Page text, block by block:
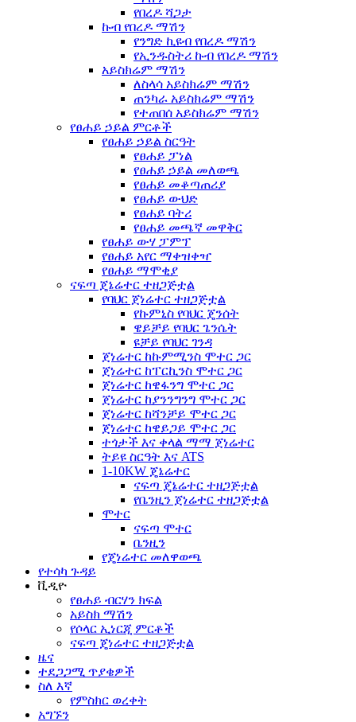
የበረዶ ሻጋታ
ኩብ የበረዶ ማሽን
የንግድ ኪዩብ የበረዶ ማሽን
የኢንዱስትሪ ኩብ የበረዶ ማሽን
አይስክሬም ማሽን
ለስላሳ አይስክሬም ማሽን
ጠንካራ አይስክሬም ማሽን
የተጠበሰ አይስክሬም ማሽን
የፀሐይ ኃይል ምርቶች
የፀሐይ ኃይል ስርዓት
የፀሐይ ፓነል
የፀሐይ ኃይል መለወጫ
የፀሐይ መቆጣጠሪያ
የፀሐይ ውህድ
የፀሐይ ባትሪ
የፀሐይ መጫኛ መዋቅር
የፀሐይ ውሃ ፓምፕ
የፀሐይ አየር ማቀዝቀዣ
የፀሐይ ማሞቂያ
ናፍጣ ጄኔሬተር ተዘጋጅቷል
የባህር ጀነሬተር ተዘጋጅቷል
የኩምኒስ የባህር ጄንሰት
ዌይቻይ የባህር ጌንሴት
ዩቻይ የባህር ገንዳ
ጀነሬተር ከኩምሚንስ ሞተር ጋር
ጀነሬተር ከፐርኪንስ ሞተር ጋር
ጀነሬተር ከዌፋንግ ሞተር ጋር
ጀነሬተር ከያንንግንግ ሞተር ጋር
ጀነሬተር ከሻንቻይ ሞተር ጋር
ጀነሬተር ከዌይጋይ ሞተር ጋር
ተጎታች እና ቀላል ማማ ጀነሬተር
ትይዩ ስርዓት እና ATS
1-10KW ጄኔሬተር
ናፍጣ ጄኔሬተር ተዘጋጅቷል
የቤንዚን ጀነሬተር ተዘጋጅቷል
ሞተር
ናፍጣ ሞተር
ቤንዚን
የጄነሬተር መለዋወጫ
የተሳካ ጉዳይ
ቪዲዮ
የፀሐይ ብርሃን ክፍል
አይስክ ማሽን
የሶላር ኢነርጂ ምርቶች
ናፍጣ ጄነሬተር ተዘጋጅቷል
ዜና
ተደጋጋሚ ጥያቄዎች
ስለ እኛ
የምስክር ወረቀት
አግኙን